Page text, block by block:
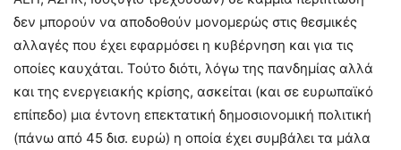
δεν μπορούν να αποδοθούν μονομερώς στις θεσμικές
αλλαγές που έχει εφαρμόσει η κυβέρνηση και για τις
οποίες καυχάται. Τούτο διότι, λόγω της πανδημίας αλλά
και της ενεργειακής κρίσης, ασκείται (και σε ευρωπαϊκό
επίπεδο) μια έντονη επεκτατική δημοσιονομική πολιτική
(πάνω από 45 δισ. ευρώ) η οποία έχει συμβάλει τα μάλα